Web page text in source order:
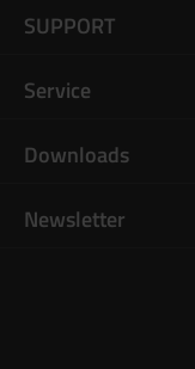
Newsletter
SUPPORT
Service
Downloads